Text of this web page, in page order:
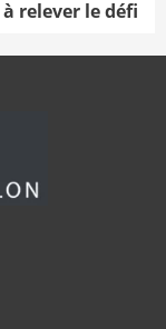
relever le défi